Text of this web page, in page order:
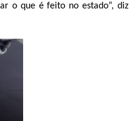
o que é feito no estado”, diz